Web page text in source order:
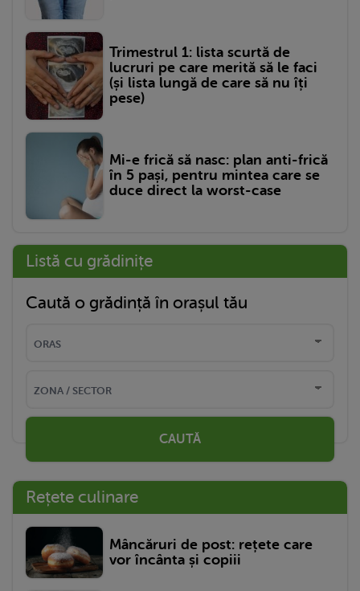
Trimestrul 1: lista scurtă de
lucruri pe care merită să le faci
(și lista lungă de care să nu îți
pese)
Mi-e frică să nasc: plan anti-frică
în 5 pași, pentru mintea care se
duce direct la worst-case
Listă cu grădinițe
Caută o grădință în orașul tău
CAUTĂ
Rețete culinare
Mâncăruri de post: rețete care
vor încânta și copiii